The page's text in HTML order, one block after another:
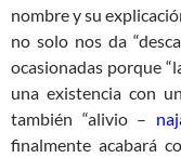
nombre y su
no solo nos da
ocasionadas porque
una existencia con
también “alivio –
finalmente acabará